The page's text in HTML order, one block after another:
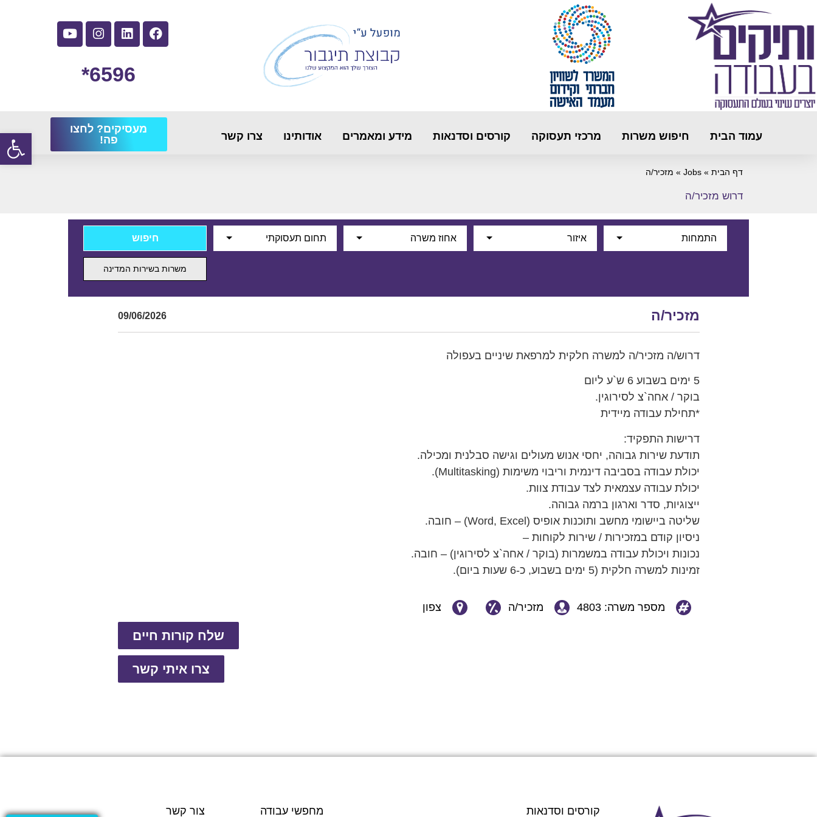
6596*
עמוד הבית חיפוש משרות מרכזי תעסוקה קורסים וסדנאות מידע ומאמרים אודותינו צרו קשר
מעסיקים? לחצו
פה!
דף הבית »
Jobs
» מזכיר/ה
דרוש מזכיר/ה
התמחות איזור אחוז משרה תחום תעסוקתי
משרות בשירות המדינה
מזכיר/ה 09/06/2026
דרוש/ה מזכיר/ה למשרה חלקית למרפאת שיניים בעפולה
5 ימים בשבוע 6 ש`ע ליום
בוקר / אחה`צ לסירוגין.
*תחילת עבודה מיידית
דרישות התפקיד:
תודעת שירות גבוהה, יחסי אנוש מעולים וגישה סבלנית ומכילה.
יכולת עבודה בסביבה דינמית וריבוי משימות (Multitasking).
יכולת עבודה עצמאית לצד עבודת צוות.
ייצוגיות, סדר וארגון ברמה גבוהה.
שליטה ביישומי מחשב ותוכנות אופיס (Word, Excel) – חובה.
ניסיון קודם במזכירות / שירות לקוחות –
נכונות ויכולת עבודה במשמרות (בוקר / אחה`צ לסירוגין) – חובה.
זמינות למשרה חלקית (5 ימים בשבוע, כ-6 שעות ביום).
מספר משרה: 4803 מזכיר/ה צפון
שלח קורות חיים
צרו איתי קשר
קורסים וסדנאות מחפשי עבודה צור קשר